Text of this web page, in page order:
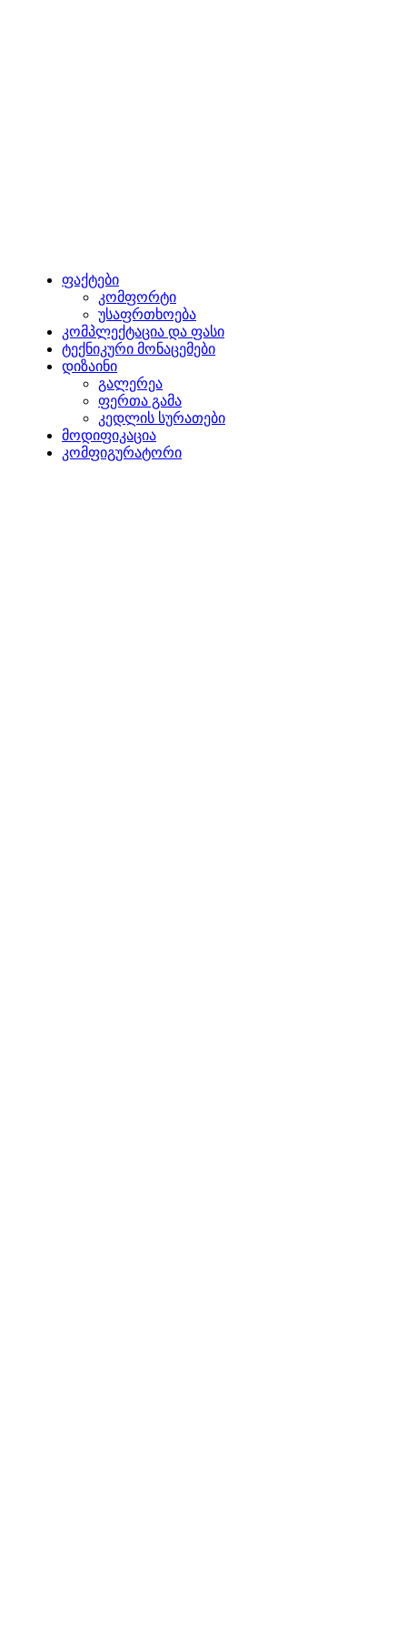
ფაქტები
კომფორტი
უსაფრთხოება
კომპლექტაცია და ფასი
ტექნიკური მონაცემები
დიზაინი
გალერეა
ფერთა გამა
კედლის სურათები
მოდიფიკაცია
კომფიგურატორი